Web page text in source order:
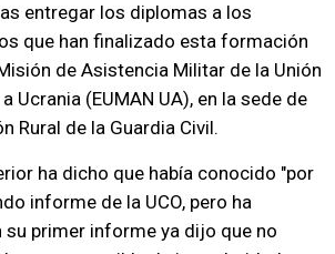
entregar los diplomas a los
que han finalizado esta formación
de Asistencia Militar de la Unión
Ucrania (EUMAN UA), en la sede de
Rural de la Guardia Civil.
ha dicho que había conocido "por
informe de la UCO, pero ha
su primer informe ya dijo que no